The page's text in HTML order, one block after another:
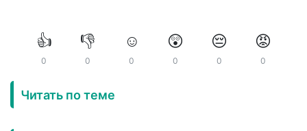
👍
0
👎
0
☺️
0
😲
0
😔
0
😡
0
Читать по теме